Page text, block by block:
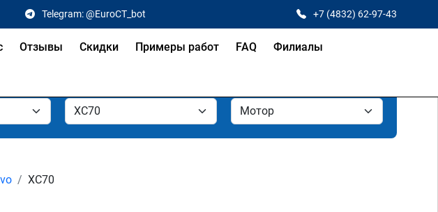
Telegram: @EuroCT_bot +7 (4832) 62-97-43
Отзывы Скидки Примеры работ FAQ Филиалы
XC70